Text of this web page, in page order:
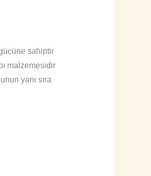
sahiptir
malzemesidir
yanı sıra